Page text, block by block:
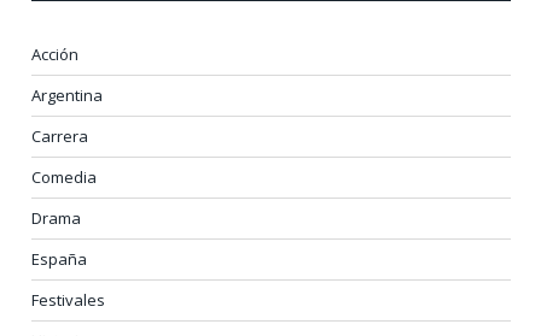
Acción
Argentina
Carrera
Comedia
Drama
España
Festivales